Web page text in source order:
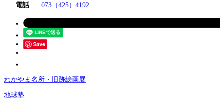
電話
073（425）4192
Save
わかやま名所・旧跡絵画展
地球塾